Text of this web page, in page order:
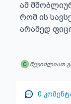
ამ
რომ ის
არამედ
შეგიძლიათ
0